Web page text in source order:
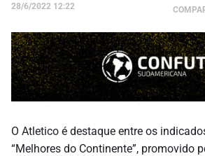
28/6/2022 12:22
O Atletico é destaque entre os
“Melhores do Continente”, promovido